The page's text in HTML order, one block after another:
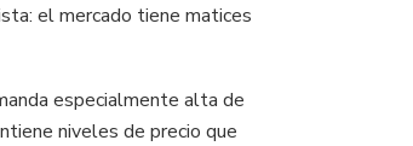
el mercado tiene matices
especialmente alta de
niveles de precio que